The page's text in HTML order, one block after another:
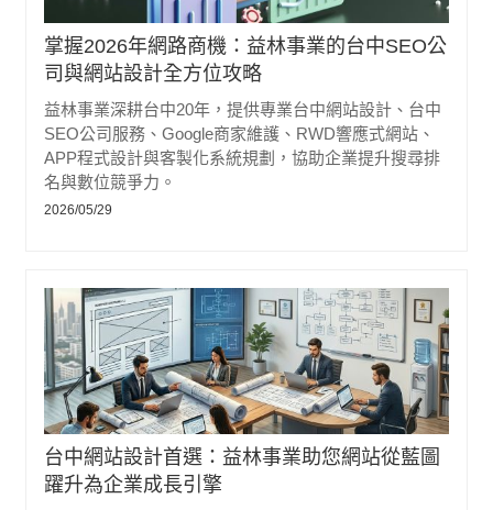
掌握2026年網路商機：益林事業的台中SEO公
司與網站設計全方位攻略
益林事業深耕台中20年，提供專業台中網站設計、台中
SEO公司服務、Google商家維護、RWD響應式網站、
APP程式設計與客製化系統規劃，協助企業提升搜尋排
名與數位競爭力。
2026/05/29
台中網站設計首選：益林事業助您網站從藍圖
躍升為企業成長引擎